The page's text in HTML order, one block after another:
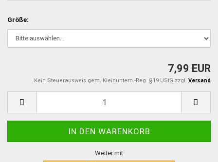
Größe:
7,99 EUR
Kein Steuerausweis gem. Kleinuntern.-Reg. §19 UStG zzgl. Versand
Weiter mit